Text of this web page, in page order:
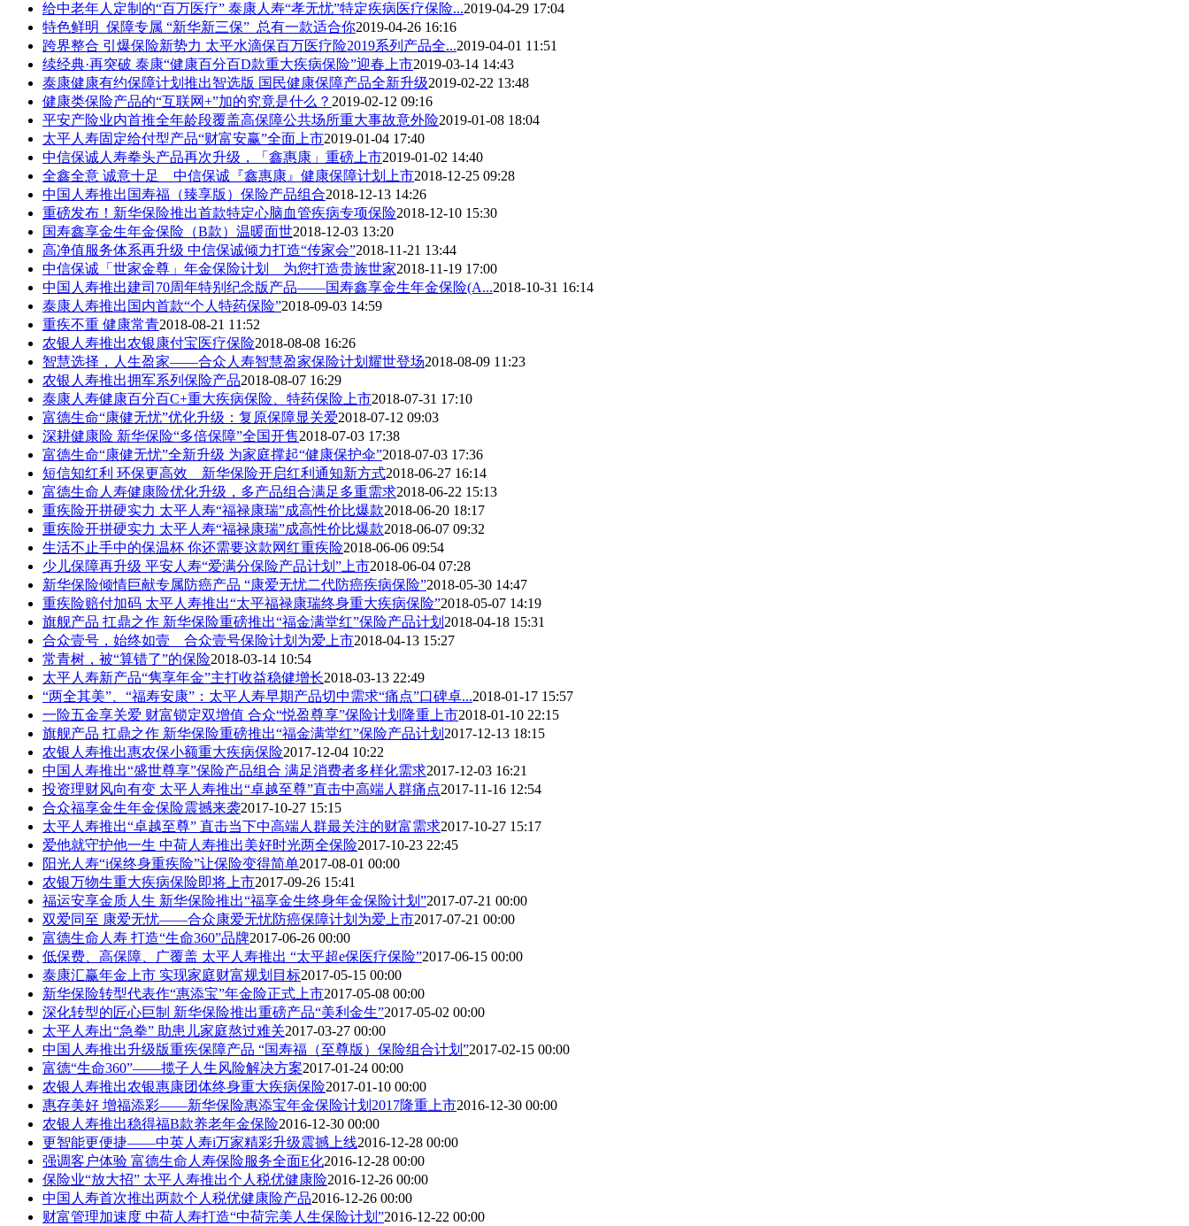
给中老年人定制的“百万医疗” 泰康人寿“孝无忧”特定疾病医疗保险...2019-04-29 17:04
特色鲜明 保障专属 “新华新三保” 总有一款适合你2019-04-26 16:16
跨界整合 引爆保险新势力 太平水滴保百万医疗险2019系列产品全...2019-04-01 11:51
续经典·再突破 泰康“健康百分百D款重大疾病保险”迎春上市2019-03-14 14:43
泰康健康有约保障计划推出智选版 国民健康保障产品全新升级2019-02-22 13:48
健康类保险产品的“互联网+”加的究竟是什么？ 2019-02-12 09:16
平安产险业内首推全年龄段覆盖高保障公共场所重大事故意外险2019-01-08 18:04
太平人寿固定给付型产品“财富安赢”全面上市2019-01-04 17:40
中信保诚人寿拳头产品再次升级，「鑫惠康」重磅上市2019-01-02 14:40
全鑫全意 诚意十足 中信保诚『鑫惠康』健康保障计划上市2018-12-25 09:28
中国人寿推出国寿福（臻享版）保险产品组合2018-12-13 14:26
重磅发布！新华保险推出首款特定心脑血管疾病专项保险2018-12-10 15:30
国寿鑫享金生年金保险（B款）温暖面世2018-12-03 13:20
高净值服务体系再升级 中信保诚倾力打造“传家会”2018-11-21 13:44
中信保诚「世家金尊」年金保险计划 为您打造贵族世家2018-11-19 17:00
中国人寿推出建司70周年特别纪念版产品——国寿鑫享金生年金保险(A...2018-10-31 16:14
泰康人寿推出国内首款“个人特药保险”2018-09-03 14:59
重疾不重 健康常青2018-08-21 11:52
农银人寿推出农银康付宝医疗保险2018-08-08 16:26
智慧选择，人生盈家——合众人寿智慧盈家保险计划耀世登场2018-08-09 11:23
农银人寿推出拥军系列保险产品2018-08-07 16:29
泰康人寿健康百分百C+重大疾病保险、特药保险上市2018-07-31 17:10
富德生命“康健无忧”优化升级：复原保障显关爱2018-07-12 09:03
深耕健康险 新华保险“多倍保障”全国开售2018-07-03 17:38
富德生命“康健无忧”全新升级 为家庭撑起“健康保护伞”2018-07-03 17:36
短信知红利 环保更高效 新华保险开启红利通知新方式2018-06-27 16:14
富德生命人寿健康险优化升级，多产品组合满足多重需求2018-06-22 15:13
重疾险开拼硬实力 太平人寿“福禄康瑞”成高性价比爆款2018-06-20 18:17
重疾险开拼硬实力 太平人寿“福禄康瑞”成高性价比爆款2018-06-07 09:32
生活不止手中的保温杯 你还需要这款网红重疾险2018-06-06 09:54
少儿保障再升级 平安人寿“爱满分保险产品计划”上市2018-06-04 07:28
新华保险倾情巨献专属防癌产品 “康爱无忧二代防癌疾病保险”2018-05-30 14:47
重疾险赔付加码 太平人寿推出“太平福禄康瑞终身重大疾病保险”2018-05-07 14:19
旗舰产品 扛鼎之作 新华保险重磅推出“福金满堂红”保险产品计划 2018-04-18 15:31
合众壹号，始终如壹 合众壹号保险计划为爱上市2018-04-13 15:27
常青树，被“算错了”的保险2018-03-14 10:54
太平人寿新产品“隽享年金”主打收益稳健增长2018-03-13 22:49
“两全其美”、“福寿安康”：太平人寿早期产品切中需求“痛点”口碑卓...2018-01-17 15:57
一险五金享关爱 财富锁定双增值 合众“悦盈尊享”保险计划隆重上市2018-01-10 22:15
旗舰产品 扛鼎之作 新华保险重磅推出“福金满堂红”保险产品计划 2017-12-13 18:15
农银人寿推出惠农保小额重大疾病保险2017-12-04 10:22
中国人寿推出“盛世尊享”保险产品组合 满足消费者多样化需求2017-12-03 16:21
投资理财风向有变 太平人寿推出“卓越至尊”直击中高端人群痛点2017-11-16 12:54
合众福享金生年金保险震撼来袭2017-10-27 15:15
太平人寿推出“卓越至尊” 直击当下中高端人群最关注的财富需求2017-10-27 15:17
爱他就守护他一生 中荷人寿推出美好时光两全保险2017-10-23 22:45
阳光人寿“i保终身重疾险”让保险变得简单2017-08-01 00:00
农银万物生重大疾病保险即将上市2017-09-26 15:41
福运安享金质人生 新华保险推出“福享金生终身年金保险计划”2017-07-21 00:00
双爱同至 康爱无忧——合众康爱无忧防癌保障计划为爱上市2017-07-21 00:00
富德生命人寿 打造“生命360”品牌2017-06-26 00:00
低保费、高保障、广覆盖 太平人寿推出 “太平超e保医疗保险”2017-06-15 00:00
泰康汇赢年金上市 实现家庭财富规划目标2017-05-15 00:00
新华保险转型代表作“惠添宝”年金险正式上市2017-05-08 00:00
深化转型的匠心巨制 新华保险推出重磅产品“美利金生”2017-05-02 00:00
太平人寿出“急拳” 助患儿家庭熬过难关2017-03-27 00:00
中国人寿推出升级版重疾保障产品 “国寿福（至尊版）保险组合计划”2017-02-15 00:00
富德“生命360”——揽子人生风险解决方案2017-01-24 00:00
农银人寿推出农银惠康团体终身重大疾病保险2017-01-10 00:00
惠存美好 增福添彩——新华保险惠添宝年金保险计划2017隆重上市2016-12-30 00:00
农银人寿推出稳得福B款养老年金保险2016-12-30 00:00
更智能更便捷——中英人寿i万家精彩升级震撼上线2016-12-28 00:00
强调客户体验 富德生命人寿保险服务全面E化2016-12-28 00:00
保险业“放大招” 太平人寿推出个人税优健康险2016-12-26 00:00
中国人寿首次推出两款个人税优健康险产品2016-12-26 00:00
财富管理加速度 中荷人寿打造“中荷完美人生保险计划”2016-12-22 00:00